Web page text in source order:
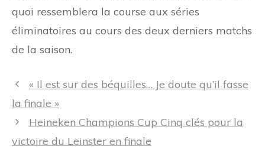
quoi ressemblera la course aux séries
éliminatoires au cours des deux derniers matchs
de la saison.
Navigation
des
« Il est sur des béquilles… Je doute qu’il fasse
la finale »
Heineken Champions Cup Cinq clés pour la
victoire du Leinster en finale